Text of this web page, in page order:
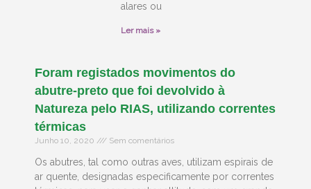
alares ou
Ler mais »
Foram registados movimentos do
abutre-preto que foi devolvido à
Natureza pelo RIAS, utilizando correntes
térmicas
Junho 10, 2020 Sem comentários
Os abutres, tal como outras aves, utilizam espirais de
ar quente, designadas especificamente por correntes